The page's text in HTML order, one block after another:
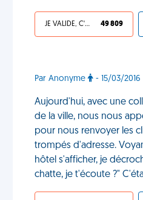
JE VALIDE, C'EST UNE VDM 49 809
Par Anonyme - 15/03/2016
Aujourd'hui, avec une
de la ville, nous nous
pour nous renvoyer les
trompés d'adresse.
hôtel s'afficher, je
chatte, je t'écoute ?"